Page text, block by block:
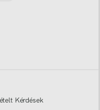
Kérdések